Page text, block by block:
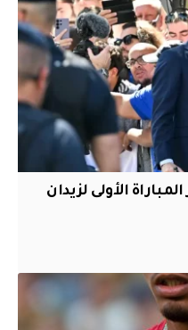
الأولى لزيدان